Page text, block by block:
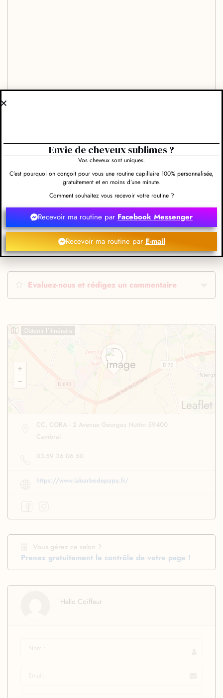
Evaluez-nous et rédigez un commentaire
Leaflet
Obtenir l'itinéraire
CC. CORA - 2 Avenue Georges Nuttin 59400
Cambrai
03 59 26 06 50
https://www.labarbedepapa.fr/
Vous gérez ce salon ?
Prenez gratuitement le contrôle de votre page !
Hello Coiffeur
Envie de cheveux sublimes ?
Vos cheveux sont uniques.
C’est pourquoi on conçoit pour vous une routine capillaire 100% personnalisée,
gratuitement et en moins d’une minute.
Comment souhaitez vous recevoir votre routine ?
Recevoir ma routine parFacebook Messenger
Recevoir ma routine par E-mail